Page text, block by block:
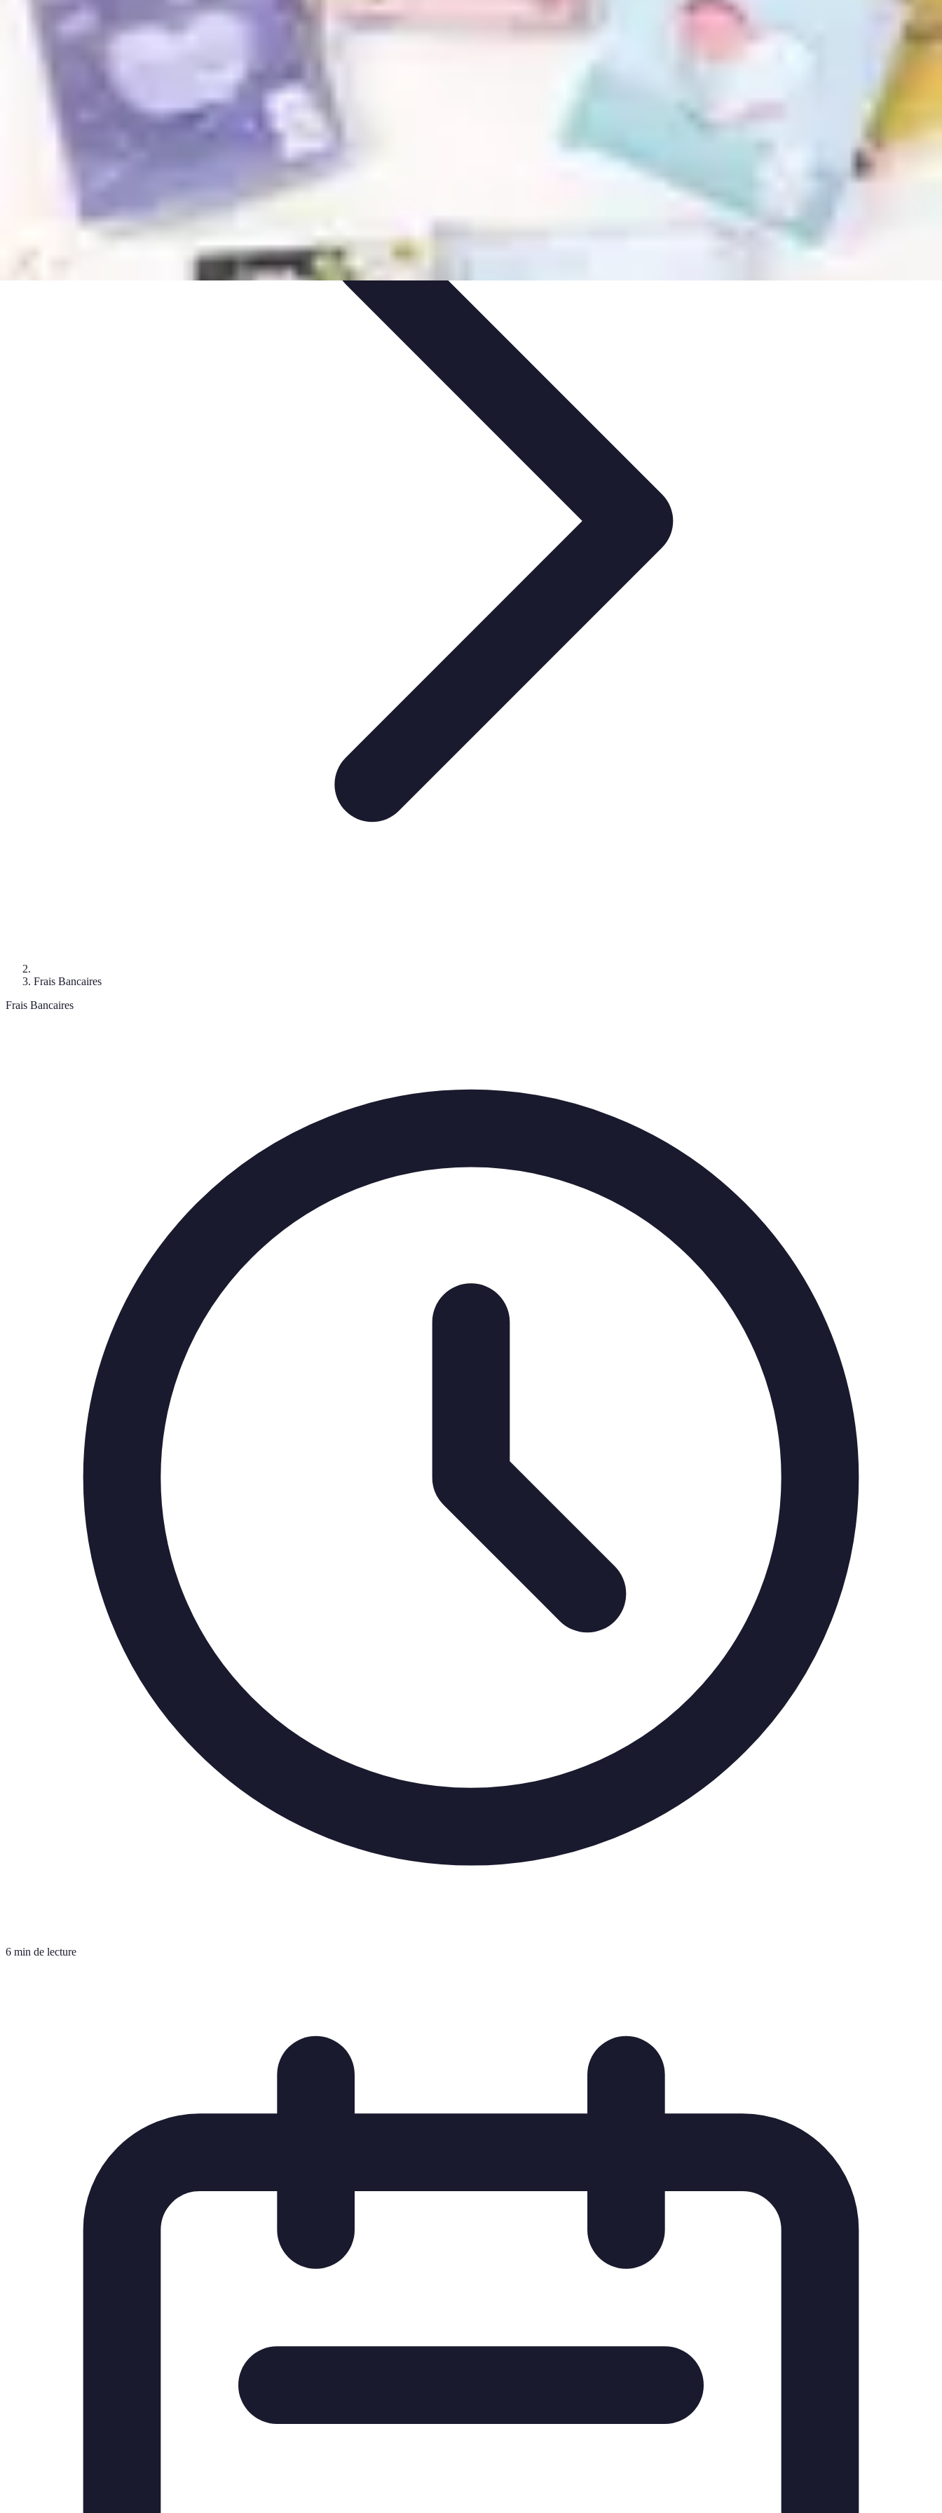
Conseil Banque
Prêts et Crédits
Crédits et EmpruntsFrais et Tarifs
Frais Bancaires
Frais Bancaires
6 min de lecture